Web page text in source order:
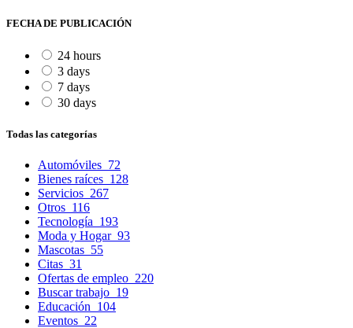
FECHA DE PUBLICACIÓN
24 hours
3 days
7 days
30 days
Todas las categorías
Automóviles 72
Bienes raíces 128
Servicios 267
Otros 116
Tecnología 193
Moda y Hogar 93
Mascotas 55
Citas 31
Ofertas de empleo 220
Buscar trabajo 19
Educación 104
Eventos 22